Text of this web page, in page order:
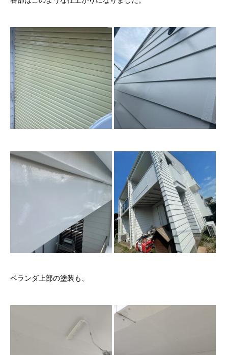
ベランダ上部の塗装も、